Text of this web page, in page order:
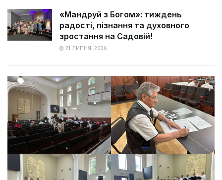
«Мандруй з Богом»: тиждень
радості, пізнання та духовного
зростання на Садовій!
21 ЛИПНЯ, 2026